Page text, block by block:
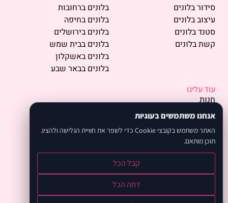
סידור בלונים
עיצוב בלונים
סטנד בלונים
קשת בלונים
בלונים ברחובות
בלונים בחיפה
בלונים בירושלים
בלונים בבית שמש
בלונים באשקלון
בלונים בבאר שבע
עוד עלינו
חנות
פרסמו אצלנו
אודות
המלצות
קיפולי בלונים
בלוג
אנחנו משתמשים בעוגיות
האתר משתמש בקובצי Cookie כדי לשפר את חוויית הגלישה ולהציג
תוכן מותאם.
קבל הכל
דחה הכל